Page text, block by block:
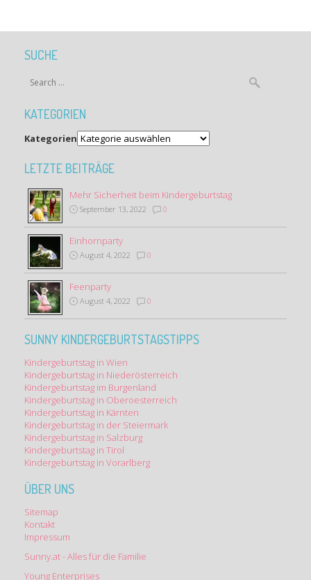
SUCHE
KATEGORIEN
Kategorien
LETZTE BEITRÄGE
Mehr Sicherheit beim Kindergeburtstag
September 13, 2022 0
Einhornparty
August 4, 2022 0
Feenparty
August 4, 2022 0
SUNNY KINDERGEBURTSTAGSTIPPS
Kindergeburtstag in Wien
Kindergeburtstag in Niederösterreich
Kindergeburtstag im Burgenland
Kindergeburtstag in Oberoesterreich
Kindergeburtstag in Kärnten
Kindergeburtstag in der Steiermark
Kindergeburtstag in Salzburg
Kindergeburtstag in Tirol
Kindergeburtstag in Vorarlberg
ÜBER UNS
Sitemap
Kontakt
Impressum
Sunny.at - Alles für die Familie
Young Enterprises